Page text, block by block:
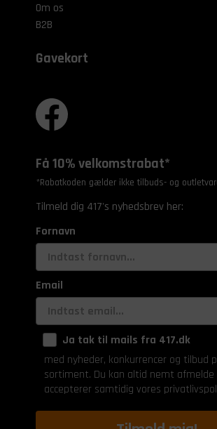
Om os
B2B
Gavekort
Få 10% velkomstrabat*
*Rabatkoden gælder ikke tilbuds- og
Tilmeld dig 417's nyhedsbrev her:
Fornavn
Email
Ja tak til mails fra 417.dk
med nyheder, konkurrencer og tilbud
sortiment. Du kan altid nemt afmelde
accepterer samtidig vores